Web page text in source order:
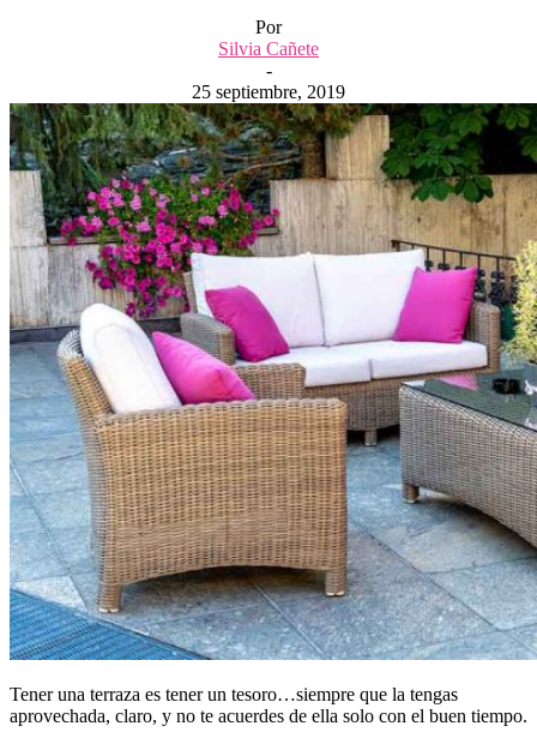
Por
Silvia Cañete
-
25 septiembre, 2019
Tener una terraza es tener un tesoro…siempre que la tengas
aprovechada, claro, y no te acuerdes de ella solo con el buen tiempo.